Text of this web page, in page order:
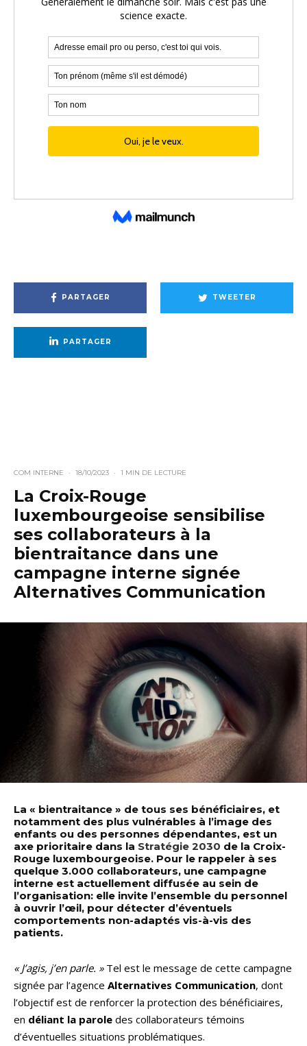
PARTAGER TWEETER
PARTAGER
COM INTERNE · 18/10/2023 · 1 MIN DE LECTURE
La Croix-Rouge
luxembourgeoise sensibilise
ses collaborateurs à la
bientraitance dans une
campagne interne signée
Alternatives Communication
La « bientraitance » de tous ses bénéficiaires, et
notamment des plus vulnérables à l’image des
enfants ou des personnes dépendantes, est un
axe prioritaire dans la Stratégie 2030 de la Croix-
Rouge luxembourgeoise. Pour le rappeler à ses
quelque 3.000 collaborateurs, une campagne
interne est actuellement diffusée au sein de
l’organisation: elle invite l’ensemble du personnel
à ouvrir l’œil, pour détecter d’éventuels
comportements non-adaptés vis-à-vis des
patients.
« J’agis, j’en parle. »Tel est le message de cette campagne
signée par l’agence Alternatives Communication, dont
l’objectif est de renforcer la protection des bénéficiaires,
en déliant la parole des collaborateurs témoins
d’éventuelles situations problématiques.